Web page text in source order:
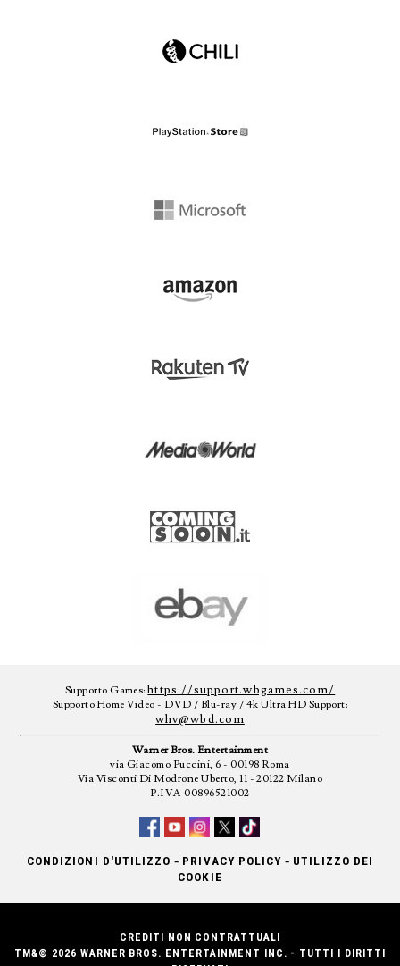
Supporto Games:https://support.wbgames.com/
Supporto Home Video - DVD / Blu-ray / 4k Ultra HD Support:
whv@wbd.com
Warner Bros. Entertainment
via Giacomo Puccini, 6 - 00198 Roma
Via Visconti Di Modrone Uberto, 11 - 20122 Milano
P.IVA 00896521002
CONDIZIONI D'UTILIZZO - PRIVACY POLICY - UTILIZZO DEI
COOKIE
CREDITI NON CONTRATTUALI
TM&© 2026 WARNER BROS. ENTERTAINMENT INC. - TUTTI I DIRITTI